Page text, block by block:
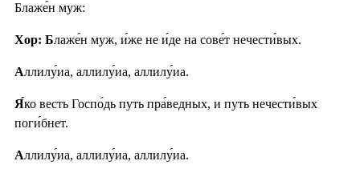
Блаже́н муж:
Хор: Блаже́н муж, и́же не и́де на сове́т нечести́вых.
Аллилу́иа, аллилу́иа, аллилу́иа.
Я́ко весть Госпо́дь путь пра́ведных, и путь нечести́вых
поги́бнет.
Аллилу́иа, аллилу́иа, аллилу́иа.